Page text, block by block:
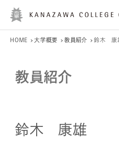
HOME 大学概要 教員紹介 鈴木 康
教員紹介
鈴木 康雄